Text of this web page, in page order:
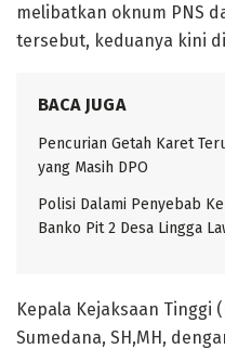
melibatkan oknum PNS
tersebut, keduanya kini
BACA JUGA
Pencurian Getah Karet
yang Masih DPO
Polisi Dalami Penyebab
Banko Pit 2 Desa Lingga
Kepala Kejaksaan Tinggi
Sumedana, SH,MH,